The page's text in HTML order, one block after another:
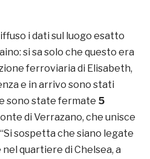
i dati sul luogo esatto
si sa solo che questo era
ferroviaria di Elisabeth,
e in arrivo sono stati
sono state fermate 5
di Verrazano, che unisce
sospetta che siano legate
quartiere di Chelsea, a